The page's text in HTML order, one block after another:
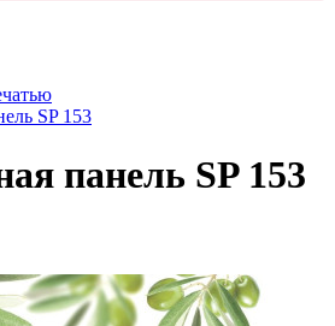
SP 153
панель SP 153